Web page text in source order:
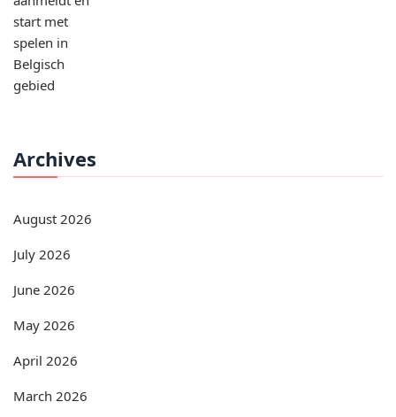
Archives
August 2026
July 2026
June 2026
May 2026
April 2026
March 2026